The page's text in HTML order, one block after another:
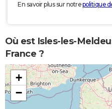
En savoir plus sur notrepolitique
Où est Isles-les-
France ?
+
−